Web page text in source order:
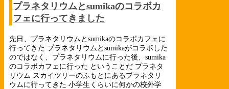
プラネタリウムとsumikaのコラボカ
フェに行ってきました
先日、プラネタリウムとsumikaのコラボカフェに
行ってきた プラネタリウムとsumikaがコラボした
のではなく、プラネタリウムに行った後、sumika
のコラボカフェに行った ということだ プラネタ
リウム スカイツリーのふもとにあるプラネタリ
ウムに行ってきた 小学生くらいに何かの校外学